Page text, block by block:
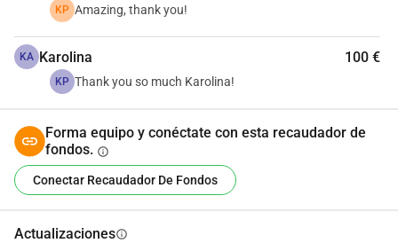
Perforación de un Pozo Artesiano:
un suministro diario de agua confiable para las
comunidades desplazadas y locales.
Instalación de Paneles Solares:
el pozo de agua.
Cada donación impactará directamente las vidas de
300,000 personas que actualmente no tienen casi acceso a
Juntos, podemos prevenir una catástrofe humanitaria y
KP Amazing, thank you!
KA Karolina 100 €
KP Thank you so much Karolina!
Forma equipo y conéctate con esta recaudador de
fondos. info
Conectar Recaudador De Fondos
Actualizacionesinfo